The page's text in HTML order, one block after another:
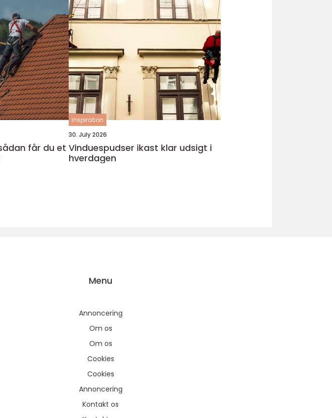
inspiration
30. July 2026
Vinduespudser ikast klar udsigt i
hverdagen
Menu
Annoncering
Om os
Om os
Cookies
Cookies
Annoncering
Kontakt os